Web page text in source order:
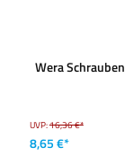
Wera
UVP:16,36 €*
8,65 €*